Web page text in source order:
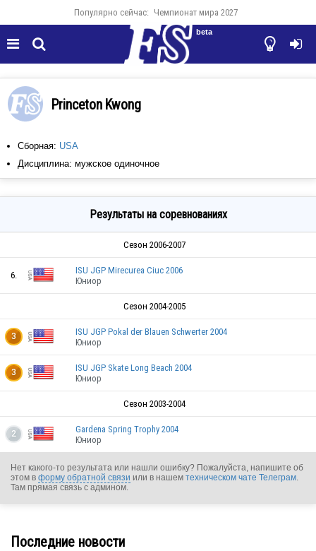
Популярно сейчас: Чемпионат мира 2027
  

beta
Princeton Kwong
Сборная: USA
Дисциплина: мужское одиночное
Результаты на соревнованиях
Сезон 2006-2007
6.
ISU JGP Mirecurea Ciuc 2006
Юниор
Сезон 2004-2005
3
ISU JGP Pokal der Blauen Schwerter 2004
Юниор
3
ISU JGP Skate Long Beach 2004
Юниор
Сезон 2003-2004
2
Gardena Spring Trophy 2004
Юниор
Нет какого-то результата или нашли ошибку? Пожалуйста, напишите об
этом в форму обратной связи или в нашем техническом чате Телеграм.
Там прямая связь с админом.
Последние новости